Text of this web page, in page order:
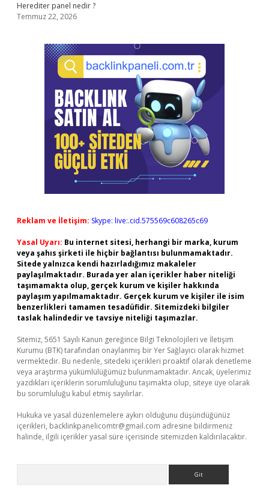
Herediter panel nedir ?
Temmuz 22, 2026
Reklam ve İletişim: Skype: live:.cid.575569c608265c69
Yasal Uyarı: Bu internet sitesi, herhangi bir marka, kurum
veya şahıs şirketi ile hiçbir bağlantısı bulunmamaktadır.
Sitede yalnızca kendi hazırladığımız makaleler
paylaşılmaktadır. Burada yer alan içerikler haber niteliği
taşımamakta olup, gerçek kurum ve kişiler hakkında
paylaşım yapılmamaktadır. Gerçek kurum ve kişiler ile isim
benzerlikleri tamamen tesadüfidir. Sitemizdeki bilgiler
taslak halindedir ve tavsiye niteliği taşımazlar.
Sitemiz, 5651 Sayılı Kanun gereğince Bilgi Teknolojileri ve İletişim
Kurumu (BTK) tarafından onaylanmış bir Yer Sağlayıcı olarak hizmet
vermektedir. Bu nedenle, sitedeki içerikleri proaktif olarak denetleme
veya araştırma yükümlülüğümüz bulunmamaktadır. Ancak, üyelerimiz
yazdıkları içeriklerin sorumluluğunu taşımakta olup, siteye üye olarak
bu sorumluluğu kabul etmiş sayılırlar.
Hukuka ve yasal düzenlemelere aykırı olduğunu düşündüğünüz
içerikleri, backlinkpanelicomtr@gmail.com adresine bildirmeniz
halinde, ilgili içerikler yasal süre içerisinde sitemizden kaldırılacaktır.